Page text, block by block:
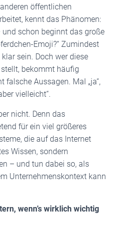
öffentlichen
kennt das Phänomen:
schon beginnt das große
Emoji?“ Zumindest
sein. Doch wer diese
bekommt häufig
Aussagen. Mal „ja“,
vielleicht“.
nicht. Denn das
für ein viel größeres
die auf das Internet
Wissen, sondern
– und tun dabei so, als
Unternehmenskontext kann
wenn’s wirklich wichtig